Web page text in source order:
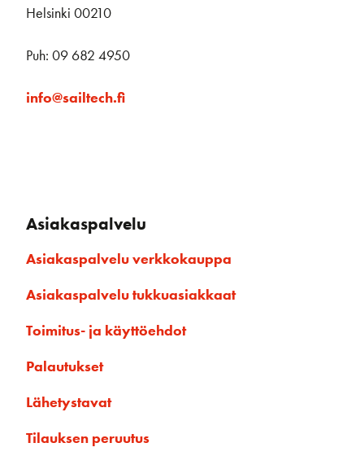
Helsinki 00210
Puh: 09 682 4950
info@sailtech.fi
Asiakaspalvelu
Asiakaspalvelu verkkokauppa
Asiakaspalvelu tukkuasiakkaat
Toimitus- ja käyttöehdot
Palautukset
Lähetystavat
Tilauksen peruutus